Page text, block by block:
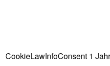
CookieLawInfoConsent 1 Jahr